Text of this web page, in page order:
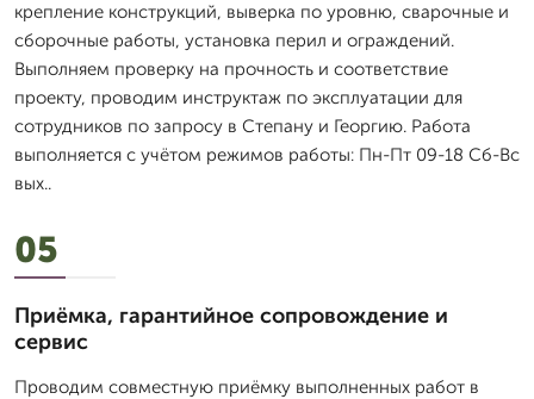
крепление конструкций, выверка по уровню, сварочные и
сборочные работы, установка перил и ограждений.
Выполняем проверку на прочность и соответствие
проекту, проводим инструктаж по эксплуатации для
сотрудников по запросу в Степану и Георгию. Работа
выполняется с учётом режимов работы: Пн-Пт 09-18 Сб-Вс
вых..
05
Приёмка, гарантийное сопровождение и
сервис
Проводим совместную приёмку выполненных работ в